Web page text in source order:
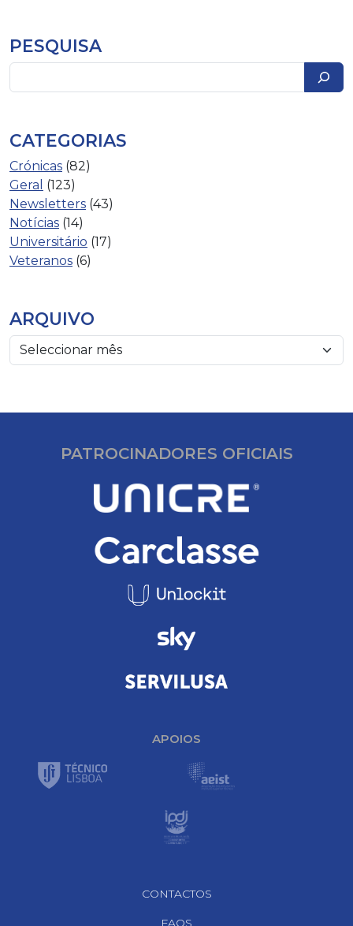
PESQUISA
CATEGORIAS
Crónicas (82)
Geral (123)
Newsletters (43)
Notícias (14)
Universitário (17)
Veteranos (6)
ARQUIVO
PATROCINADORES OFICIAIS
APOIOS
CONTACTOS
FAQS